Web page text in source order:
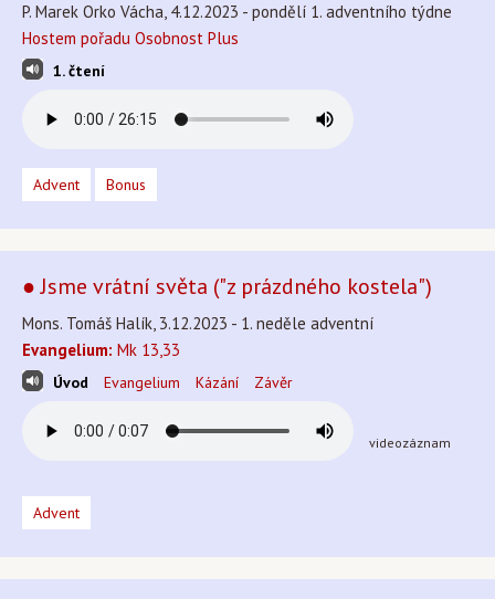
P. Marek Orko Vácha, 4.12.2023 - pondělí 1. adventního týdne
Hostem pořadu Osobnost Plus
1. čtení
Advent Bonus
● Jsme vrátní světa ("z prázdného kostela")
Mons. Tomáš Halík, 3.12.2023 - 1. neděle adventní
Evangelium: Mk 13,33
Úvod Evangelium Kázání Závěr
videozáznam
Advent